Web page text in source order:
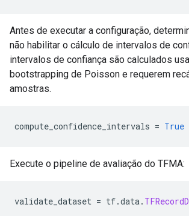
Antes de executar a configuração,
não habilitar o cálculo de intervalos de
intervalos de confiança são calculados
bootstrapping de Poisson e requerem
amostras.
compute_confidence_intervals = True
Execute o pipeline de avaliação do TFMA:
validate_dataset = tf.data.